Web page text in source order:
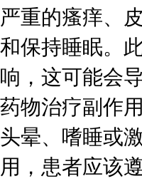
严重的瘙痒、
和保持睡眠。
响，这可能会
药物治疗副作
头晕、嗜睡或
用，患者应该